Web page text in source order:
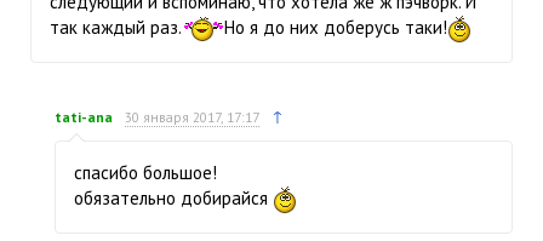
так каждый раз.
Но я до них доберусь таки!
tati-ana 30 января 2017, 17:17 ↑
спасибо большое!
обязательно добирайся